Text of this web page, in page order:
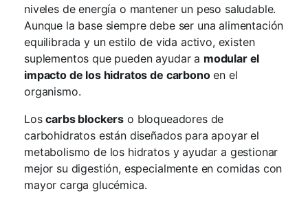
niveles de energía o mantener un peso saludable.
Aunque la base siempre debe ser una alimentación
equilibrada y un estilo de vida activo, existen
suplementos que pueden ayudar a modular el
impacto de los hidratos de carbonoen el
organismo.
Loscarbs blockers o bloqueadores de
carbohidratos están diseñados para apoyar el
metabolismo de los hidratos y ayudar a gestionar
mejor su digestión, especialmente en comidas con
mayor carga glucémica.